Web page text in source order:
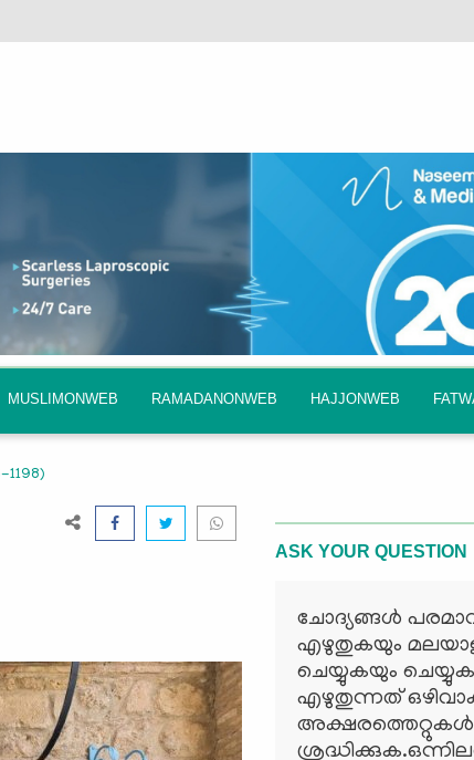
MUSLIMONWEB RAMADANONWEB HAJJONWEB
ASK YOUR QUESTION
ചോദ്യങ്ങള്‍
എഴുതുകയും
ചെയ്യുകയും
എഴുതുന്നത്
അക്ഷരത്തെറ്റുകള്‍